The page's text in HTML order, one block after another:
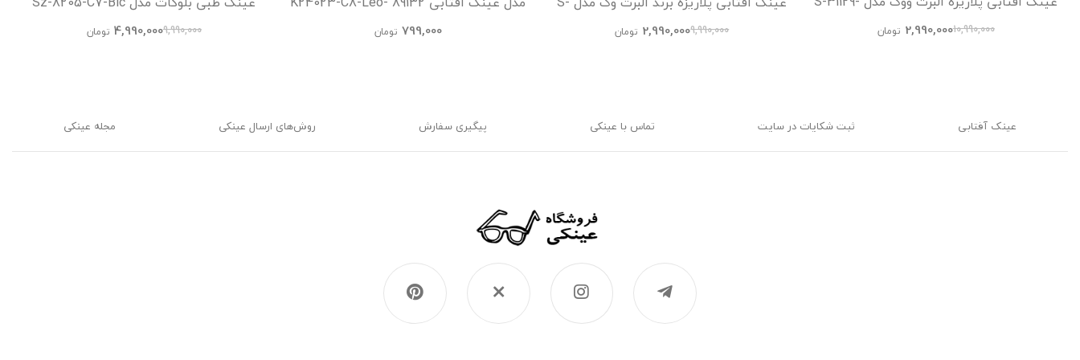
C4-Leo Acetate Avantgarde Visionary
10,990,000
2,990,000 تومان
31107-C2-Leo Acetate Avantgarde
9,990,000
2,990,000 تومان 799,000 تومان
Acetate Avantgarde Visionary عینک طبی
9,990,000
4,990,000 تومان
عینک‌ آفتابی ثبت شکایات در سایت تماس با عینکی پیگیری سفارش روش‌های ارسال عینکی مجله عینکی